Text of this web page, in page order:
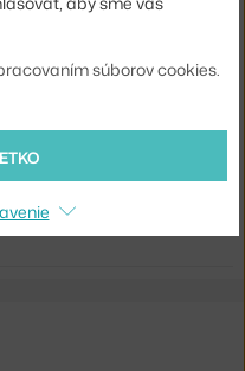
súborov cookies.